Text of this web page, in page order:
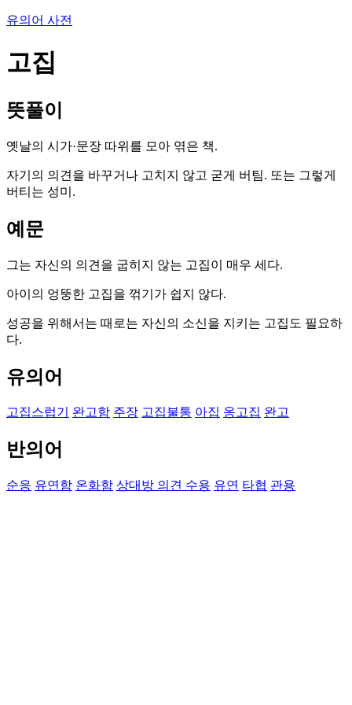
유의어 사전
고집
뜻풀이
옛날의 시가·문장 따위를 모아 엮은 책.
자기의 의견을 바꾸거나 고치지 않고 굳게 버팀. 또는 그렇게
버티는 성미.
예문
그는 자신의 의견을 굽히지 않는 고집이 매우 세다.
아이의 엉뚱한 고집을 꺾기가 쉽지 않다.
성공을 위해서는 때로는 자신의 소신을 지키는 고집도 필요하
다.
유의어
고집스럽기 완고함 주장 고집불통 아집 옹고집 완고
반의어
순응 유연함 온화함 상대방 의견 수용 유연 타협 관용